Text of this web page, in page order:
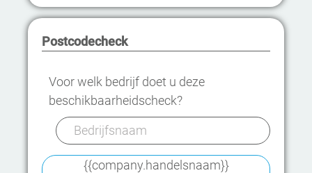
Postcodecheck
Voor welk bedrijf doet u deze
beschikbaarheidscheck?
{{company.handelsnaam}}